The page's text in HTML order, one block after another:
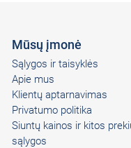
Mūsų įmonė
Sąlygos ir taisyklės
Apie mus
Klientų aptarnavimas
Privatumo politika
Siuntų kainos ir kitos
sąlygos